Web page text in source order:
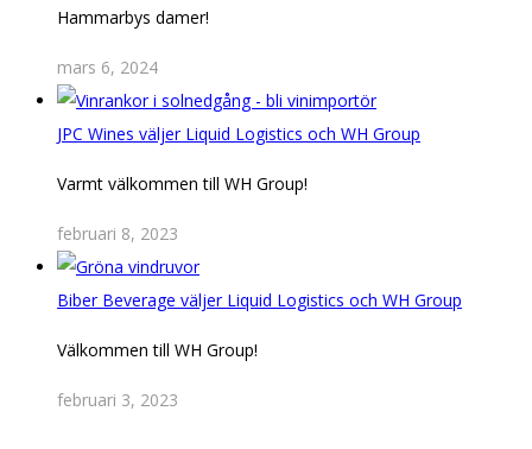
Hammarbys damer!
mars 6, 2024
JPC Wines väljer Liquid Logistics och WH Group
Varmt välkommen till WH Group!
februari 8, 2023
Biber Beverage väljer Liquid Logistics och WH Group
Välkommen till WH Group!
februari 3, 2023